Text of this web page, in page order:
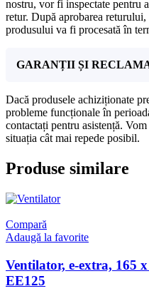
nostru, vor fi inspectate pentru
retur. După aprobarea
produsului va fi procesată în
GARANȚII ȘI
Dacă produsele achiziționate
probleme funcționale în
contactați pentru asistență.
situația cât mai repede posibil.
Produse similare
Compară
Adaugă la favorite
Ventilator, e-extra, 165
EE125